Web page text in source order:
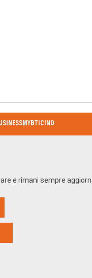
MYBTICINO
e rimani sempre